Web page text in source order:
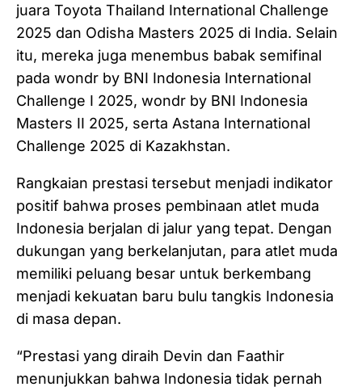
juara Toyota Thailand International Challenge
2025 dan Odisha Masters 2025 di India. Selain
itu, mereka juga menembus babak semifinal
pada wondr by BNI Indonesia International
Challenge I 2025, wondr by BNI Indonesia
Masters II 2025, serta Astana International
Challenge 2025 di Kazakhstan.
Rangkaian prestasi tersebut menjadi indikator
positif bahwa proses pembinaan atlet muda
Indonesia berjalan di jalur yang tepat. Dengan
dukungan yang berkelanjutan, para atlet muda
memiliki peluang besar untuk berkembang
menjadi kekuatan baru bulu tangkis Indonesia
di masa depan.
“Prestasi yang diraih Devin dan Faathir
menunjukkan bahwa Indonesia tidak pernah